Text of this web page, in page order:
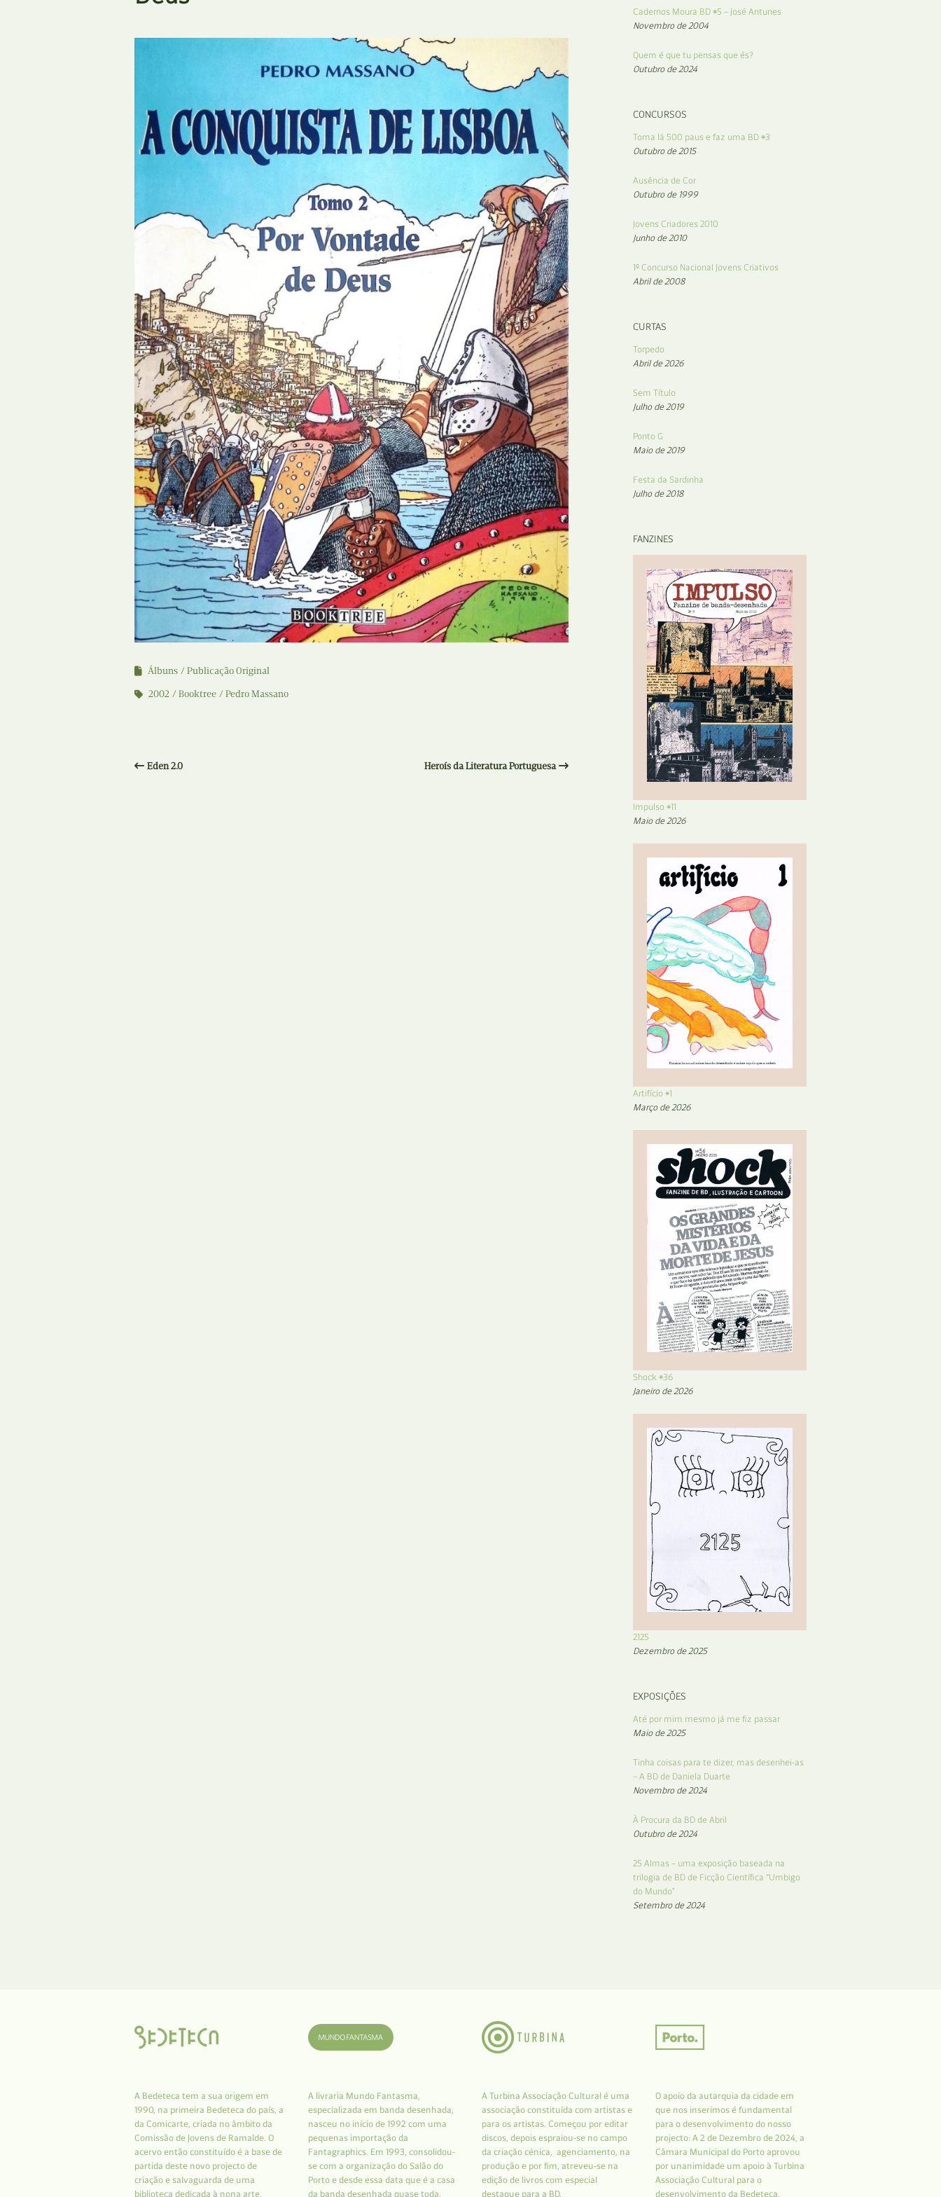
Colóquios
Curtas
Edição Digital
Exposições e Eventos
Fanzines
Festivais e Salões
Formação
Internacional
Estudos
Óbitos
Para BD
Publicação Original
Prémios
Programas e Catálogos
Publicações em periódicos
Recolha
Álbuns
Publicação Original
2002
Booktree Pedro Massano
Eden 2.0 Heroís da Literatura Portuguesa
Cadernos Moura BD #5 – José Antunes
Novembro de 2004
Quem é que tu pensas que és?
Outubro de 2024
CONCURSOS
Toma lá 500 paus e faz uma BD #3
Outubro de 2015
Ausência de Cor
Outubro de 1999
Jovens Criadores 2010
Junho de 2010
1º Concurso Nacional Jovens Criativos
Abril de 2008
CURTAS
Torpedo
Abril de 2026
Sem Título
Julho de 2019
Ponto G
Maio de 2019
Festa da Sardinha
Julho de 2018
FANZINES
Impulso #11
Maio de 2026
Artifício #1
Março de 2026
Shock #36
Janeiro de 2026
2125
Dezembro de 2025
EXPOSIÇÕES
Até por mim mesmo já me fiz passar
Maio de 2025
Tinha coisas para te dizer, mas desenhei-as
– A BD de Daniela Duarte
Novembro de 2024
À Procura da BD de Abril
Outubro de 2024
25 Almas – uma exposição baseada na
trilogia de BD de Ficção Científica “Umbigo
do Mundo”
Setembro de 2024
A Bedeteca tem a sua origem em
1990, na primeira Bedeteca do país, a
da Comicarte, criada no âmbito da
Comissão de Jovens de Ramalde. O
acervo então constituído é a base de
partida deste novo projecto de
criação e salvaguarda de uma
biblioteca dedicada à nona arte.
A livraria Mundo Fantasma,
especializada em banda desenhada,
nasceu no início de 1992 com uma
pequenas importação da
Fantagraphics. Em 1993, consolidou-
se com a organização do Salão do
Porto e desde essa data que é a casa
da banda desenhada quase toda.
A Turbina Associação Cultural é uma
associação constituída com artistas e
para os artistas. Começou por editar
discos, depois espraiou-se no campo
da criação cénica, agenciamento, na
produção e por fim, atreveu-se na
edição de livros com especial
destaque para a BD.
O apoio da autarquia da cidade em
que nos inserimos é fundamental
para o desenvolvimento do nosso
projecto: A 2 de Dezembro de 2024, a
Câmara Municipal do Porto aprovou
por unanimidade um apoio à Turbina
Associação Cultural para o
desenvolvimento da Bedeteca.